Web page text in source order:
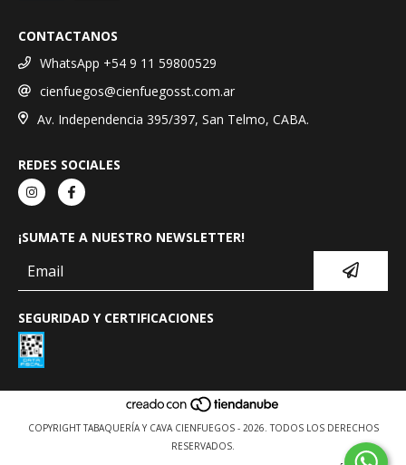
CONTACTANOS
WhatsApp +54 9 11 59800529
cienfuegos@cienfuegosst.com.ar
Av. Independencia 395/397, San Telmo, CABA.
REDES SOCIALES
¡SUMATE A NUESTRO NEWSLETTER!
SEGURIDAD Y CERTIFICACIONES
COPYRIGHT TABAQUERÍA Y CAVA CIENFUEGOS - 2026. TODOS LOS DERECHOS
RESERVADOS.